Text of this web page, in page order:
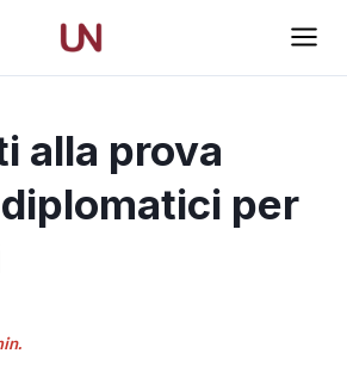
Main
alla prova
per